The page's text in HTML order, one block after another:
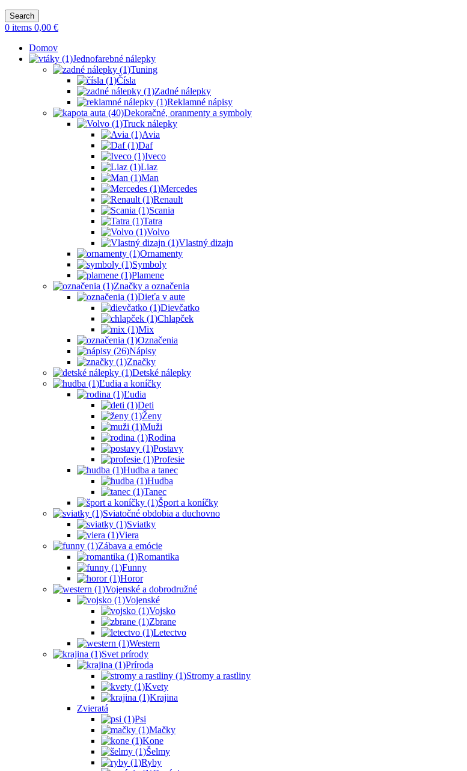
Search
0 items 0,00 €
Domov
Jednofarebné nálepky
Tuning
Čísla
Zadné nálepky
Reklamné nápisy
Dekoračné, oranmenty a symboly
Truck nálepky
Avia
Daf
Iveco
Liaz
Man
Mercedes
Renault
Scania
Tatra
Volvo
Vlastný dizajn
Ornamenty
Symboly
Plamene
Značky a označenia
Dieťa v aute
Dievčatko
Chlapček
Mix
Označenia
Nápisy
Značky
Detské nálepky
Ľudia a koníčky
Ľudia
Deti
Ženy
Muži
Rodina
Postavy
Profesie
Hudba a tanec
Hudba
Tanec
Šport a koníčky
Sviatočné obdobia a duchovno
Sviatky
Viera
Zábava a emócie
Romantika
Funny
Horor
Vojenské a dobrodružné
Vojenské
Vojsko
Zbrane
Letectvo
Western
Svet prírody
Príroda
Stromy a rastliny
Kvety
Krajina
Zvieratá
Psi
Mačky
Kone
Šelmy
Ryby